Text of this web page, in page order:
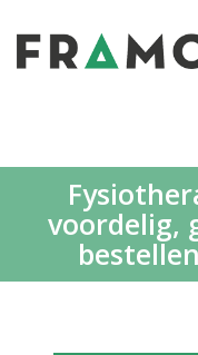
voordelig,